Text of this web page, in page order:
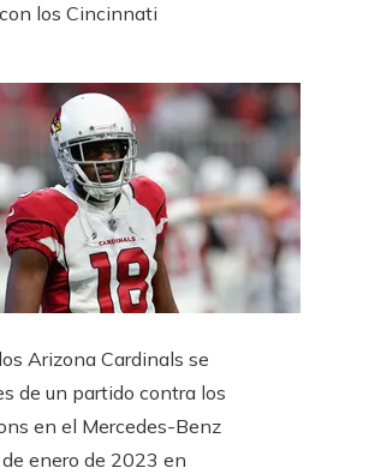
los Cincinnati
Arizona Cardinals se
de un partido contra los
en el Mercedes-Benz
enero de 2023 en